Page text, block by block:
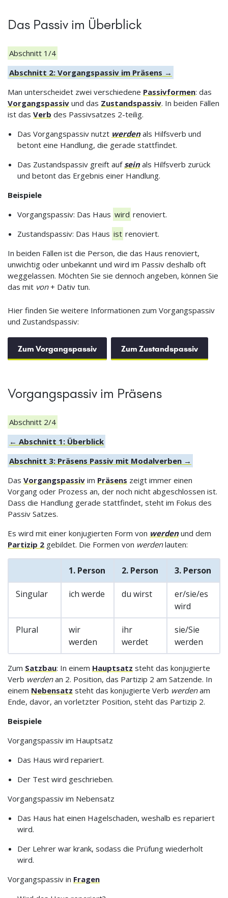
Das Passiv im Überblick
Abschnitt 1/4
Abschnitt 2: Vorgangspassiv im Präsens →
Man unterscheidet zwei verschiedene Passivformen: das
Vorgangspassiv und das Zustandspassiv. In beiden Fällen
ist das Verb des Passivsatzes 2-teilig.
Das Vorgangspassiv nutzt werdenals Hilfsverb und
betont eine Handlung, die gerade stattfindet.
Das Zustandspassiv greift auf seinals Hilfsverb zurück
und betont das Ergebnis einer Handlung.
Beispiele
Vorgangspassiv: Das Haus wird renoviert.
Zustandspassiv: Das Haus ist renoviert.
In beiden Fällen ist die Person, die das Haus renoviert,
unwichtig oder unbekannt und wird im Passiv deshalb oft
weggelassen. Möchten Sie sie dennoch angeben, können Sie
das mit von+ Dativ tun.
Hier finden Sie weitere Informationen zum Vorgangspassiv
und Zustandspassiv:
Zum Vorgangspassiv Zum Zustandspassiv
Vorgangspassiv im Präsens
Abschnitt 2/4
← Abschnitt 1: Überblick
Abschnitt 3: Präsens Passiv mit Modalverben →
Das Vorgangspassiv im Präsens zeigt immer einen
Vorgang oder Prozess an, der noch nicht abgeschlossen ist.
Dass die Handlung gerade stattfindet, steht im Fokus des
Passiv Satzes.
Es wird mit einer konjugierten Form von werdenund dem
Partizip 2 gebildet. Die Formen von werdenlauten:
1. Person 2. Person 3. Person
Singular ich werde du wirst
er/sie/es
wird
Plural
wir
werden
ihr
werdet
sie/Sie
werden
Zum Satzbau: In einem Hauptsatz steht das konjugierte
Verb werdenan 2. Position, das Partizip 2 am Satzende. In
einem Nebensatz steht das konjugierte Verb werdenam
Ende, davor, an vorletzter Position, steht das Partizip 2.
Beispiele
Vorgangspassiv im Hauptsatz
Das Haus wird repariert.
Der Test wird geschrieben.
Vorgangspassiv im Nebensatz
Das Haus hat einen Hagelschaden, weshalb es repariert
wird.
Der Lehrer war krank, sodass die Prüfung wiederholt
wird.
Vorgangspassiv in Fragen